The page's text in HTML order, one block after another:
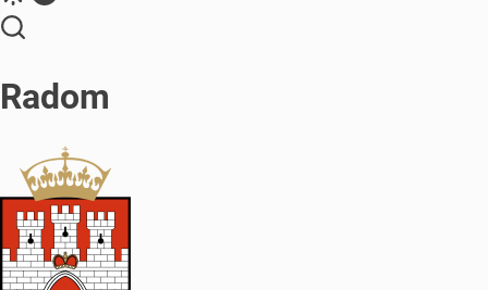
Radom